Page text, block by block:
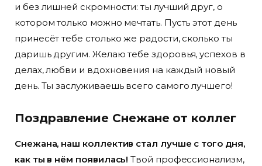
и без лишней скромности: ты лучший друг, о
котором только можно мечтать. Пусть этот день
принесёт тебе столько же радости, сколько ты
даришь другим. Желаю тебе здоровья, успехов в
делах, любви и вдохновения на каждый новый
день. Ты заслуживаешь всего самого лучшего!
Поздравление Снежане от коллег
Снежана, наш коллектив стал лучше с того дня,
как ты в нём появилась! Твой профессионализм,